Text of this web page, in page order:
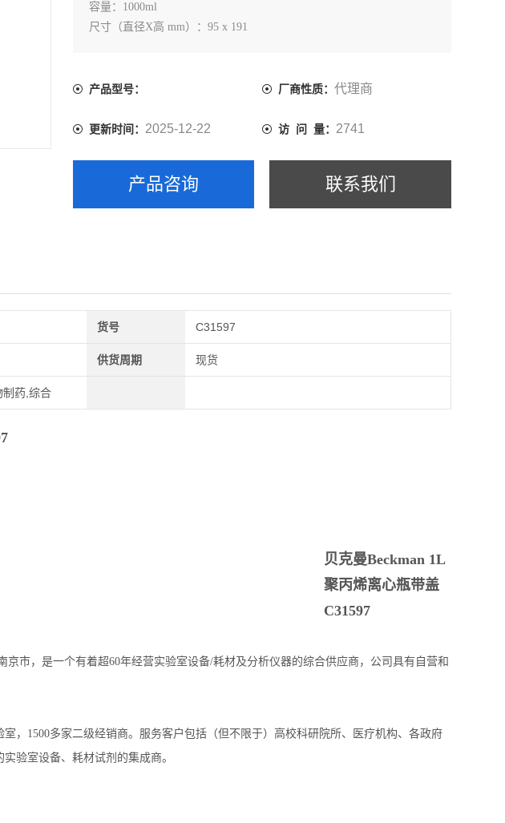
容量：1000ml
尺寸（直径X高 mm）：95 x 191
产品型号： 厂商性质： 代理商
更新时间： 2025-12-22 访 问 量： 2741
产品咨询 联系我们
货号 C31597
供货周期 现货
制药,综合
贝克曼Beckman 1L
聚丙烯离心瓶带盖
C31597
市，是一个有着超60年经营实验室设备/耗材及分析仪器的综合供应商，公司具有自营和
，1500多家二级经销商。服务客户包括（但不限于）高校科研院所、医疗机构、各政府
验室设备、耗材试剂的集成商。